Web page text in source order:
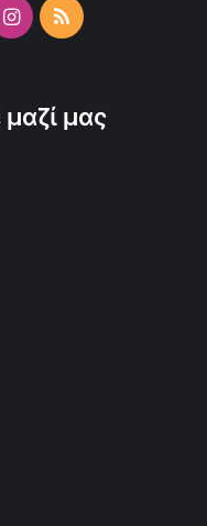
Instagram
RSS
μας